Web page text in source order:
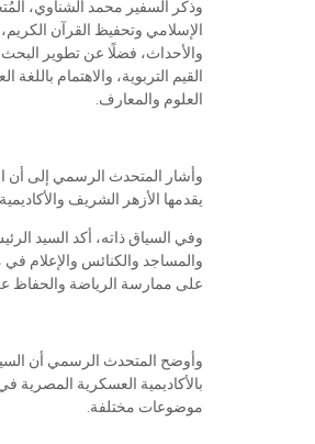
وذكر السفير محمد الشناوي،
الإسلامي وتحفيظ القرآن
والأحداث، فضلًا عن تطوير
القيم التربوية، والاهتمام
العلوم والمعارف.
وأشار المتحدث الرسمي إلى أن
يقدمها الأزهر الشريف
وفي السياق ذاته، أكد السيد
والمساجد والكنائس والإعلام
على ممارسة الرياضة والحفاظ
وأوضح المتحدث الرسمي أن
بالأكاديمية العسكرية
موضوعات مختلفة.